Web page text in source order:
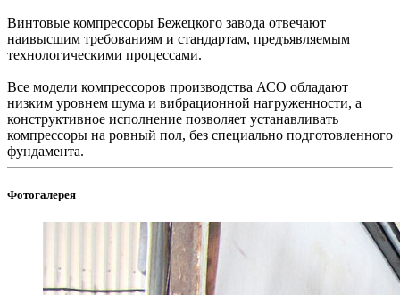
Винтовые компрессоры Бежецкого завода отвечают
наивысшим требованиям и стандартам, предъявляемым
технологическими процессами.
Все модели компрессоров производства АСО обладают
низким уровнем шума и вибрационной нагруженности, а
конструктивное исполнение позволяет устанавливать
компрессоры на ровный пол, без специально подготовленного
фундамента.
Фотогалерея